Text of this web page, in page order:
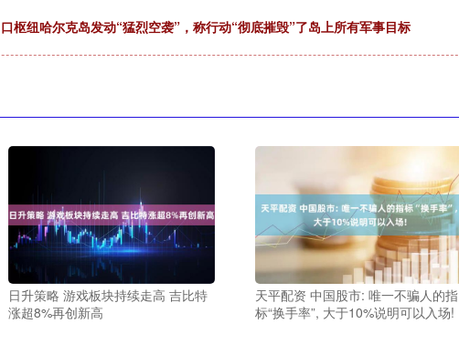
枢纽哈尔克岛发动“猛烈空袭”，称行动“彻底摧毁”了岛上所有军事目标
日升策略 游戏板块持续走高 吉比特
涨超8%再创新高
天平配资 中国股市: 唯一不骗人的指
标“换手率”, 大于10%说明可以入场!